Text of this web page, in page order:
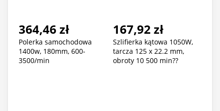
364,46 zł
Polerka samochodowa
1400w, 180mm, 600-
3500/min
167,92 zł
Szlifierka kątowa 1050W,
tarcza 125 x 22.2 mm,
obroty 10 500 min??